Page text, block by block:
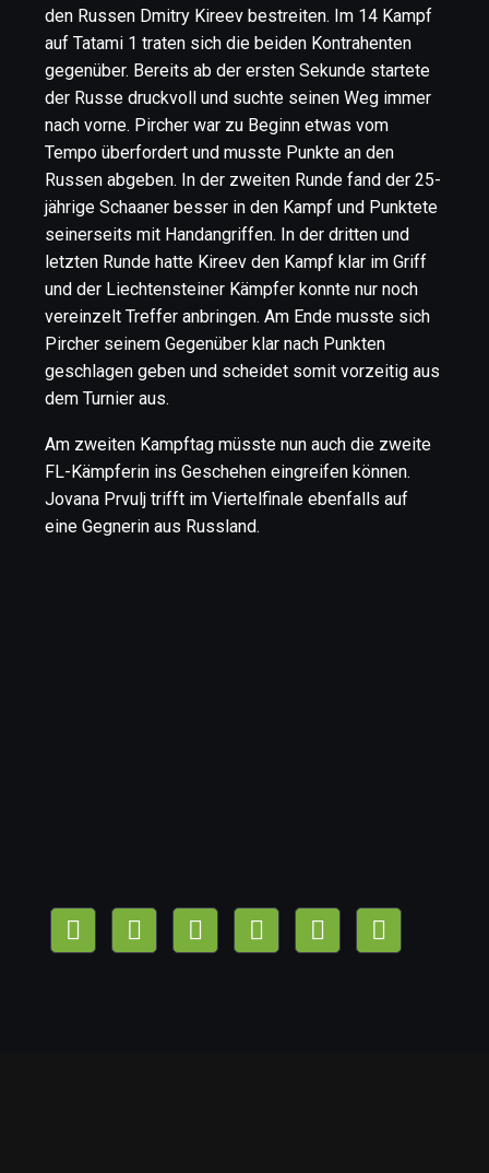
den Russen Dmitry Kireev bestreiten. Im 14 Kampf
auf Tatami 1 traten sich die beiden Kontrahenten
gegenüber. Bereits ab der ersten Sekunde startete
der Russe druckvoll und suchte seinen Weg immer
nach vorne. Pircher war zu Beginn etwas vom
Tempo überfordert und musste Punkte an den
Russen abgeben. In der zweiten Runde fand der 25-
jährige Schaaner besser in den Kampf und Punktete
seinerseits mit Handangriffen. In der dritten und
letzten Runde hatte Kireev den Kampf klar im Griff
und der Liechtensteiner Kämpfer konnte nur noch
vereinzelt Treffer anbringen. Am Ende musste sich
Pircher seinem Gegenüber klar nach Punkten
geschlagen geben und scheidet somit vorzeitig aus
dem Turnier aus.
Am zweiten Kampftag müsste nun auch die zweite
FL-Kämpferin ins Geschehen eingreifen können.
Jovana Prvulj trifft im Viertelfinale ebenfalls auf
eine Gegnerin aus Russland.